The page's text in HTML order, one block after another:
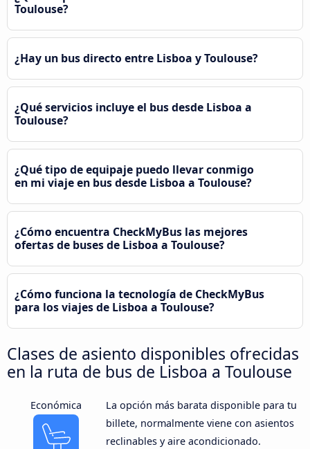
Toulouse?
¿Hay un bus directo entre Lisboa y Toulouse?
¿Qué servicios incluye el bus desde Lisboa a
Toulouse?
¿Qué tipo de equipaje puedo llevar conmigo
en mi viaje en bus desde Lisboa a Toulouse?
¿Cómo encuentra CheckMyBus las mejores
ofertas de buses de Lisboa a Toulouse?
¿Cómo funciona la tecnología de CheckMyBus
para los viajes de Lisboa a Toulouse?
Clases de asiento disponibles ofrecidas
en la ruta de bus de Lisboa a Toulouse
Económica
La opción más barata disponible para tu
billete, normalmente viene con asientos
reclinables y aire acondicionado.